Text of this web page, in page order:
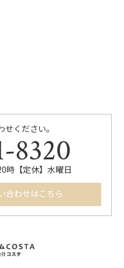
ください。
8320
時【定休】水曜日
合わせはこちら